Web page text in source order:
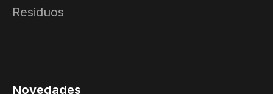
Residuos
Novedades